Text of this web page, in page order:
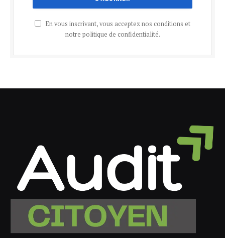
En vous inscrivant, vous acceptez nos conditions et
notre politique de confidentialité.